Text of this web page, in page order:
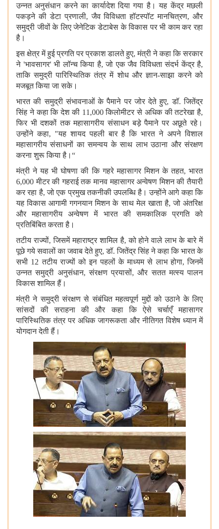
उन्नत अनुसंधान करने का कार्यादेश दिया गया है। यह केंद्र मछली
पकड़ने की डेटा प्रणाली, जैव विविधता हॉटस्पॉट मानचित्रण, और
समुद्री जीवों के लिए जेनेटिक डेटाबेस के विकास पर भी काम कर रहा
है।
इस क्षेत्र में हुई प्रगति पर प्रकाश डालते हुए, मंत्री ने कहा कि सरकार
ने 'भावसागर' भी लॉन्च किया है, जो एक जैव विविधता संदर्भ केंद्र है,
ताकि समुद्री पारिस्थितिक तंत्र में शोध और ज्ञान-साझा करने को
मजबूत किया जा सके।
भारत की समुद्री संभावनाओं के पैमाने पर जोर देते हुए, डॉ. जितेंद्र
सिंह ने कहा कि देश की 11,000 किलोमीटर से अधिक की तटरेखा है,
फिर भी दशकों तक महासागरीय संसाधन बड़े पैमाने पर अछूते रहे।
उन्होंने कहा, "यह शायद पहली बार है कि भारत ने अपने विशाल
महासागरीय संसाधनों का समन्वय के साथ लाभ उठाना और संरक्षण
करना शुरू किया है।“
मंत्री ने यह भी घोषणा की कि गहरे महासागर मिशन के तहत, भारत
6,000 मीटर की गहराई तक मानव महासागर अन्वेषण मिशन की तैयारी
कर रहा है, जो एक प्रमुख तकनीकी उपलब्धि है। उन्होंने आगे कहा कि
यह विकास आगामी गगनयान मिशन के साथ मेल खाता है, जो अंतरिक्ष
और महासागरीय अन्वेषण में भारत की समकालिक प्रगति को
प्रतिबिंबित करता है।
तटीय राज्यों, जिसमें महाराष्ट्र शामिल है, को होने वाले लाभ के बारे में
पूछे गये सवालों का जवाब देते हुए, डॉ. जितेंद्र सिंह ने कहा कि भारत के
सभी 12 तटीय राज्यों को इन पहलों के माध्यम से लाभ होगा, जिनमें
उन्नत समुद्री अनुसंधान, संरक्षण प्रयासों, और सतत मत्स्य पालन
विकास शामिल हैं।
मंत्री ने समुद्री संरक्षण से संबंधित महत्वपूर्ण मुद्दों को उठाने के लिए
सांसदों की सराहना की और कहा कि ऐसे चर्चाएँ महासागर
पारिस्थितिक तंत्र पर अधिक जागरूकता और नीतिगत विशेष ध्यान में
योगदान देती हैं।